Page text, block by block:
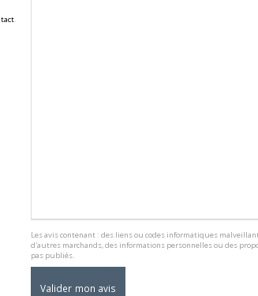
.
Les avis contenant : des liens ou codes informatiques
d'autres marchands, des informations personnelles ou des
pas publiés.